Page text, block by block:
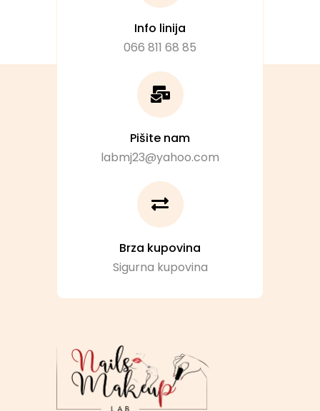
Info linija
066 811 68 85
Pišite nam
labmj23@yahoo.com
Brza kupovina
Sigurna kupovina